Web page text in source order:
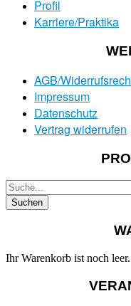
Profil
Karriere/Praktika
AGB/
Impressum
Datenschutz
Vertrag widerrufen
Ihr Warenkorb ist noch leer.